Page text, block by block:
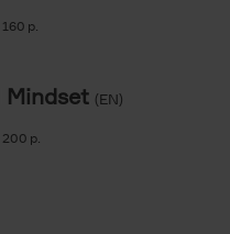
160
Mindset (EN)
200